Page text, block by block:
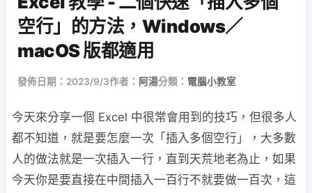
空行」的方法，Windows／
macOS 版都適用
發佈日期：2023/9/3作者： 阿湯分類： 電腦小教室
今天來分享一個 Excel 中很常會用到的技巧，但很多人
都不知道，就是要怎麼一次「插入多個空行」，大多數
人的做法就是一次插入一行，直到天荒地老為止，如果
今天你是要直接在中間插入一百行不就要做一百次，這